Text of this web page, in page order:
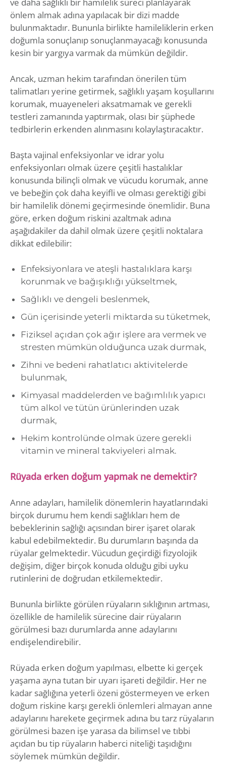
önlem almak adına yapılacak bir dizi madde
bulunmaktadır. Bununla birlikte hamileliklerin erken
doğumla sonuçlanıp sonuçlanmayacağı konusunda
kesin bir yargıya varmak da mümkün değildir.
Ancak, uzman hekim tarafından önerilen tüm
talimatları yerine getirmek, sağlıklı yaşam koşullarını
korumak, muayeneleri aksatmamak ve gerekli
testleri zamanında yaptırmak, olası bir şüphede
tedbirlerin erkenden alınmasını kolaylaştıracaktır.
Başta vajinal enfeksiyonlar ve idrar yolu
enfeksiyonları olmak üzere çeşitli hastalıklar
konusunda bilinçli olmak ve vücudu korumak, anne
ve bebeğin çok daha keyifli ve olması gerektiği gibi
bir hamilelik dönemi geçirmesinde önemlidir. Buna
göre, erken doğum riskini azaltmak adına
aşağıdakiler da dahil olmak üzere çeşitli noktalara
dikkat edilebilir:
Enfeksiyonlara ve ateşli hastalıklara karşı
korunmak ve bağışıklığı yükseltmek,
Sağlıklı ve dengeli beslenmek,
Gün içerisinde yeterli miktarda su tüketmek,
Fiziksel açıdan çok ağır işlere ara vermek ve
stresten mümkün olduğunca uzak durmak,
Zihni ve bedeni rahatlatıcı aktivitelerde
bulunmak,
Kimyasal maddelerden ve bağımlılık yapıcı
tüm alkol ve tütün ürünlerinden uzak
durmak,
Hekim kontrolünde olmak üzere gerekli
vitamin ve mineral takviyeleri almak.
Rüyada erken doğum yapmak ne demektir?
Anne adayları, hamilelik dönemlerin hayatlarındaki
birçok durumu hem kendi sağlıkları hem de
bebeklerinin sağlığı açısından birer işaret olarak
kabul edebilmektedir. Bu durumların başında da
rüyalar gelmektedir. Vücudun geçirdiği fizyolojik
değişim, diğer birçok konuda olduğu gibi uyku
rutinlerini de doğrudan etkilemektedir.
Bununla birlikte görülen rüyaların sıklığının artması,
özellikle de hamilelik sürecine dair rüyaların
görülmesi bazı durumlarda anne adaylarını
endişelendirebilir.
Rüyada erken doğum yapılması, elbette ki gerçek
yaşama ayna tutan bir uyarı işareti değildir. Her ne
kadar sağlığına yeterli özeni göstermeyen ve erken
doğum riskine karşı gerekli önlemleri almayan anne
adaylarını harekete geçirmek adına bu tarz rüyaların
görülmesi bazen işe yarasa da bilimsel ve tıbbi
açıdan bu tip rüyaların haberci niteliği taşıdığını
söylemek mümkün değildir.